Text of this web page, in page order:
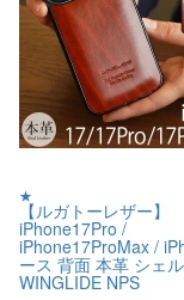
★
【ルガトーレザー】
iPhone17Pro /
iPhone17ProMax /
ース 背面 本革 シェル
WINGLIDE NPS